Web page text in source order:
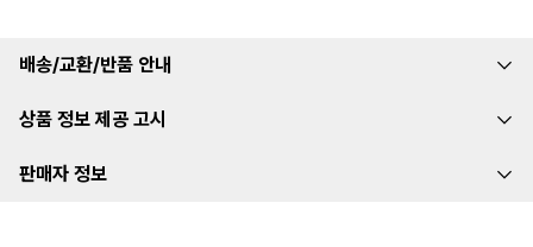
배송/교환/반품 안내
상품 정보 제공 고시
판매자 정보